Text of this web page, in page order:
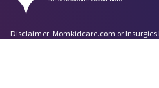
Disclaimer: Momkidcare.com or